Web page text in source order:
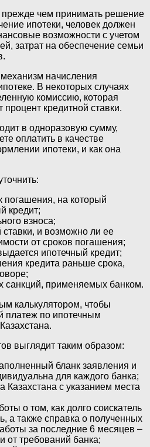
прежде чем принимать решение
ипотеки, человек должен
возможности с учетом
затрат на обеспечение семьи
механизм начисления
В некоторых случаях
комиссию, которая
процент кредитной ставки.
в одноразовую сумму,
оплатить в качестве
ипотеки, и как она
погашения, на который
кредит;
взноса;
и возможно ли ее
от сроков погашения;
ипотечный кредит;
кредита раньше срока,
применяемых банком.
калькулятором, чтобы
платеж по ипотечным
выглядит таким образом:
бланк заявления и
для каждого банка;
Казахстана с указанием места
о том, как долго соискатель
а также справка о полученных
за последние 6 месяцев –
от требований банка;